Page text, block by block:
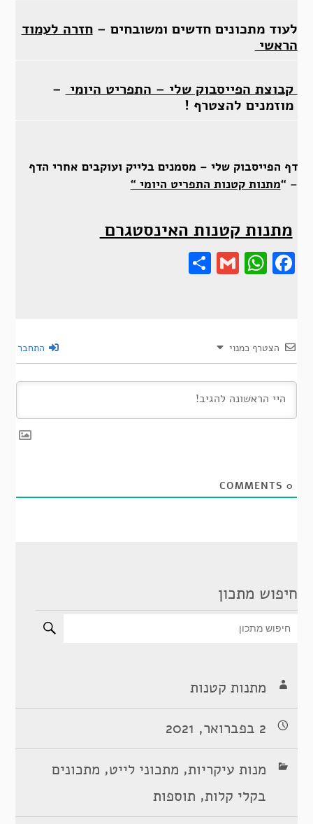
לעוד מתכונים חדשים ומשובחים –חזרה לעמוד
הראשי
קבוצת הפייסבוק שלי – התפריט היומי –
מוזמנים להצטרף !
דף הפייסבוק שלי – מסמנים בלייק ועוקבים אחרי הדף
– “מתנות קטנות התפריט היומי “
מתנות קטנות האינסטגרם
Gmail
Share
הצטרף כמנוי התחבר
0
חיפוש מתכון
מתנות קטנות
2 בפברואר, 2021
מנות עיקריות, מתכוני לייט, מתכונים
בקלי קלות, תוספות